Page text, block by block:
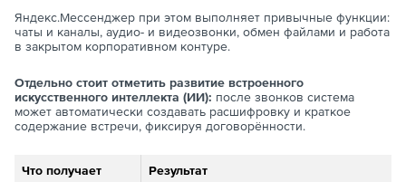
Яндекс.Мессенджер при этом выполняет привычные функции:
чаты и каналы, аудио- и видеозвонки, обмен файлами и работа
в закрытом корпоративном контуре.
Отдельно стоит отметить развитие встроенного
искусственного интеллекта (ИИ): после звонков система
может автоматически создавать расшифровку и краткое
содержание встречи, фиксируя договорённости.
Что получает
Результат